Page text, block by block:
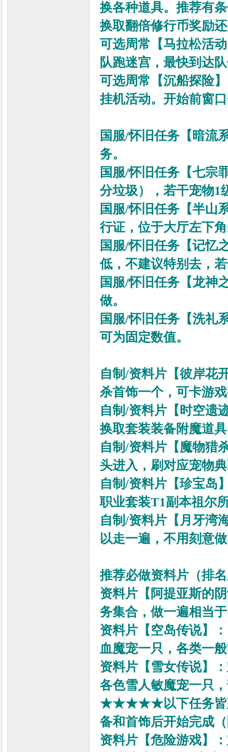
换各种道具。推荐有
换取翻倍修行币奖励
可选周常【马拉松活
队跑迷宫，最快到达
可选周常【沉船探险
挂机活动。开始前窗
国服/怀旧任务【暗流
务。
国服/怀旧任务 【七宗
分垃圾），若干宠物1
国服/怀旧任务 【半山
行证，位于大厅左下
国服/怀旧任务 【记忆
低，不建议特别去，
国服/怀旧任务 【龙神
做。
国服/怀旧任务 【洗礼
可为固定数值。
自制/资料片【彼岸花
杀首饰一个，可卡游
自制/资料片【时空遗
换取套装装备附魔道
自制/资料片【魔物猎
头进入，刷对应宠物
自制/资料片【珍宝岛
职业套装T1副本祖尔
自制/资料片【月牙湾
以走一遍，不用刻意
推荐必做资料片（排
资料片【阿提亚斯的
务集合，做一遍相当
资料片【空岛传说】
血魔宠一只，各类一
资料片【雪女传说】
各色雪人敏魔宠一只
★★★★★以下任务
备和首饰后开始完成
资料片【危险游戏】